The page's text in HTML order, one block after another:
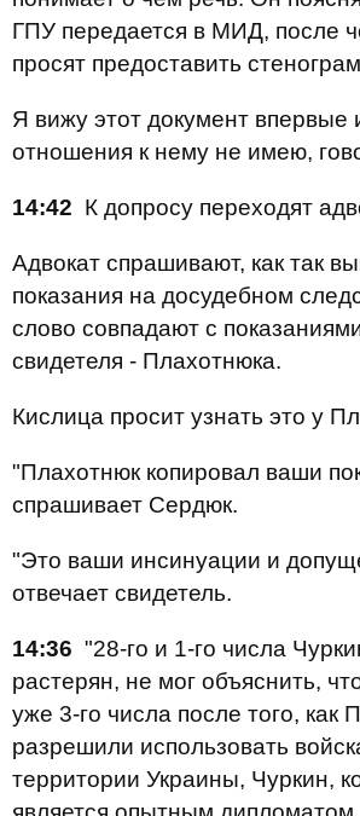
ГПУ передается в МИД, после
просят предоставить
Я вижу этот документ впервые
отношения к нему не имею,
14:42 К допросу переходят
Адвокат спрашивают, как так
показания на досудебном
слово совпадают с
свидетеля - Плахотнюка.
Кислица просит узнать это у
"Плахотнюк копировал ваши
спрашивает Сердюк.
"Это ваши инсинуации и
отвечает свидетель.
14:36 "28-го и 1-го числа
растерян, не мог объяснить,
уже 3-го числа после того, как
разрешили использовать
территории Украины, Чуркин,